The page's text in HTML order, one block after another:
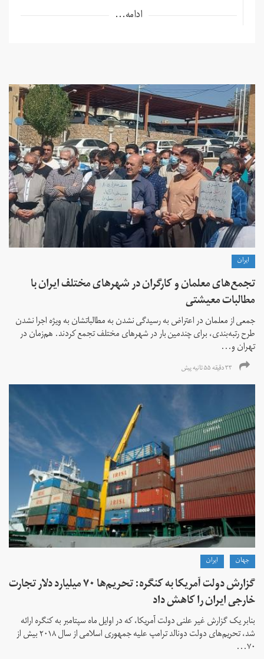
ادامه...
ايران
تجمع‌های معلمان و کارگران در شهرهای مختلف ایران با
مطالبات معیشتی
جمعی از معلمان در اعتراض به رسیدگی نشدن به مطالباتشان به ویژه اجرا نشدن
طرح رتبه‌بندی، برای چندمین بار در شهرهای مختلف تجمع کردند. هم‌زمان در
تهران و...
۳۳ دقیقه ۵۵ ثانیه پیش
جهان ايران
گزارش دولت آمریکا به کنگره: تحریم‌ها ۷۰ میلیارد دلار تجارت
خارجی ایران را کاهش داد
بنابر یک گزارش غیر علنی دولت آمریکا، که در اوایل ماه سپتامبر به کنگره ارائه
شد، تحریم‌های دولت دونالد ترامپ علیه جمهوری اسلامی از سال ۲۰۱۸ بیش از
۷۰...